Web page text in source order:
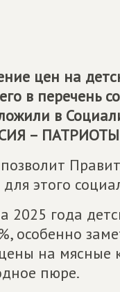
цен на
в перечень
в
– ПАТРИОТЫ
этого
2025 года
особенно
на мясные
пюре.